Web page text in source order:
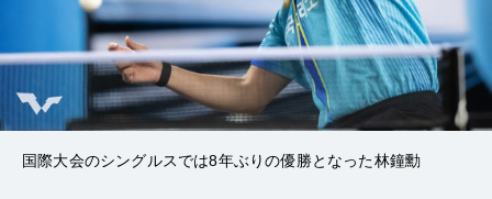
国際大会のシングルスでは8年ぶりの優勝となった林鐘勳